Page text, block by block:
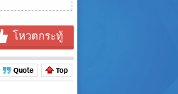
โหวตกระทู้